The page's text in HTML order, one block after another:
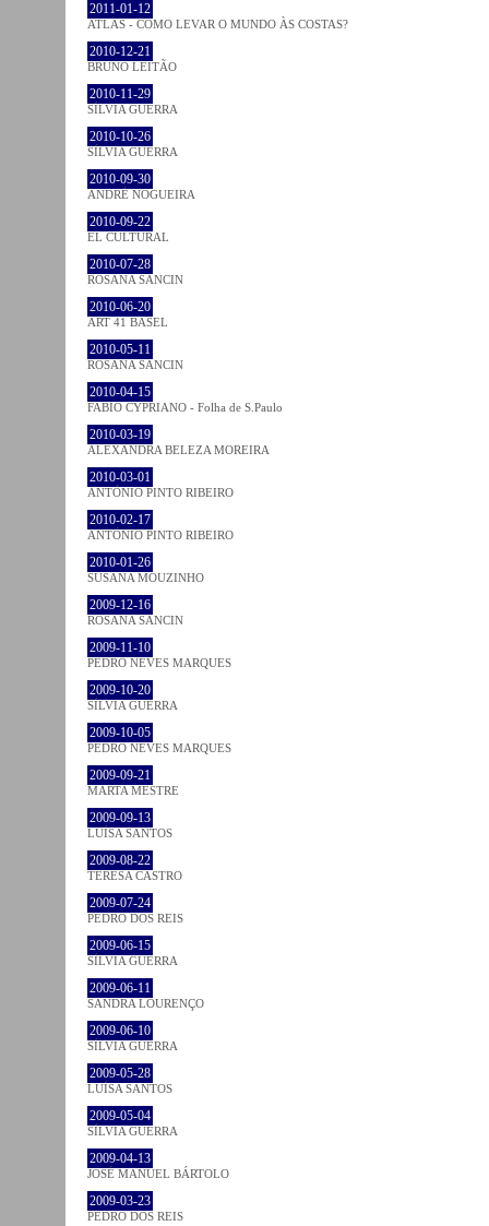
2011-01-12
ATLAS - COMO LEVAR O MUNDO ÀS COSTAS?
2010-12-21
BRUNO LEITÃO
2010-11-29
SÍLVIA GUERRA
2010-10-26
SÍLVIA GUERRA
2010-09-30
ANDRÉ NOGUEIRA
2010-09-22
EL CULTURAL
2010-07-28
ROSANA SANCIN
2010-06-20
ART 41 BASEL
2010-05-11
ROSANA SANCIN
2010-04-15
FABIO CYPRIANO - Folha de S.Paulo
2010-03-19
ALEXANDRA BELEZA MOREIRA
2010-03-01
ANTÓNIO PINTO RIBEIRO
2010-02-17
ANTÓNIO PINTO RIBEIRO
2010-01-26
SUSANA MOUZINHO
2009-12-16
ROSANA SANCIN
2009-11-10
PEDRO NEVES MARQUES
2009-10-20
SÍLVIA GUERRA
2009-10-05
PEDRO NEVES MARQUES
2009-09-21
MARTA MESTRE
2009-09-13
LUÍSA SANTOS
2009-08-22
TERESA CASTRO
2009-07-24
PEDRO DOS REIS
2009-06-15
SÍLVIA GUERRA
2009-06-11
SANDRA LOURENÇO
2009-06-10
SÍLVIA GUERRA
2009-05-28
LUÍSA SANTOS
2009-05-04
SÍLVIA GUERRA
2009-04-13
JOSÉ MANUEL BÁRTOLO
2009-03-23
PEDRO DOS REIS